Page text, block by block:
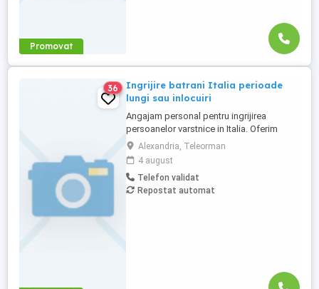
Promovat
36
Ingrijire batrani Italia perioade
lungi sau inlocuiri
Angajam personal pentru ingrijirea
persoanelor varstnice in Italia. Oferim
stabilitate si sprijin pe toata perioada
contractului. Nu percepem nicio taxa in
Romania sau Italia! Cunostinte medii de
limba italiana! Experienta si recomandarile
constituie avantaj!
Alexandria, Teleorman
4 august
Telefon validat
Repostat automat